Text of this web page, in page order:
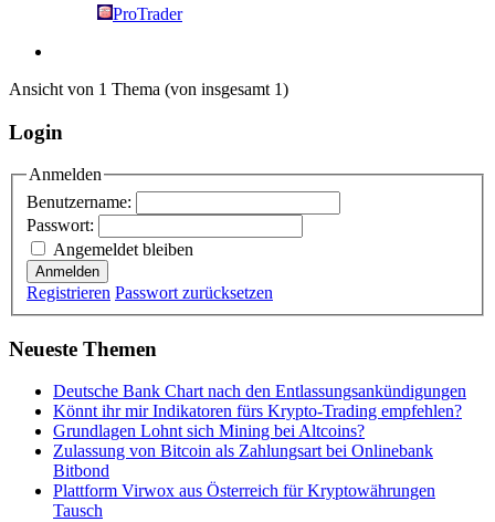
ProTrader
Ansicht von 1 Thema (von insgesamt 1)
Login
Anmelden
Benutzername:
Passwort:
Angemeldet bleiben
Anmelden
Registrieren Passwort zurücksetzen
Neueste Themen
Deutsche Bank Chart nach den Entlassungsankündigungen
Könnt ihr mir Indikatoren fürs Krypto-Trading empfehlen?
Grundlagen Lohnt sich Mining bei Altcoins?
Zulassung von Bitcoin als Zahlungsart bei Onlinebank
Bitbond
Plattform Virwox aus Österreich für Kryptowährungen
Tausch